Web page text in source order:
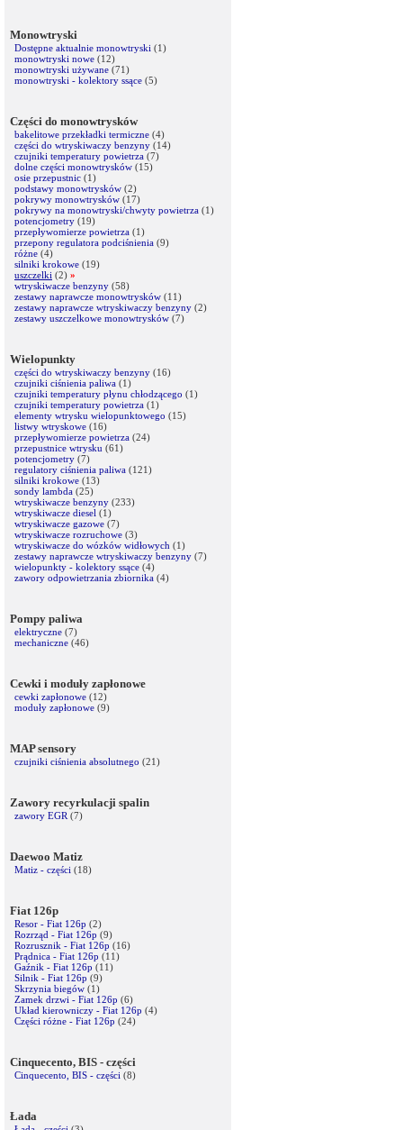
Monowtryski
Dostępne aktualnie monowtryski (1)
monowtryski nowe (12)
monowtryski używane (71)
monowtryski - kolektory ssące (5)
Części do monowtrysków
bakelitowe przekładki termiczne (4)
części do wtryskiwaczy benzyny (14)
czujniki temperatury powietrza (7)
dolne części monowtrysków (15)
osie przepustnic (1)
podstawy monowtrysków (2)
pokrywy monowtrysków (17)
pokrywy na monowtryski/chwyty powietrza (1)
potencjometry (19)
przepływomierze powietrza (1)
przepony regulatora podciśnienia (9)
różne (4)
silniki krokowe (19)
uszczelki (2) »
wtryskiwacze benzyny (58)
zestawy naprawcze monowtrysków (11)
zestawy naprawcze wtryskiwaczy benzyny (2)
zestawy uszczelkowe monowtrysków (7)
Wielopunkty
części do wtryskiwaczy benzyny (16)
czujniki ciśnienia paliwa (1)
czujniki temperatury płynu chłodzącego (1)
czujniki temperatury powietrza (1)
elementy wtrysku wielopunktowego (15)
listwy wtryskowe (16)
przepływomierze powietrza (24)
przepustnice wtrysku (61)
potencjometry (7)
regulatory ciśnienia paliwa (121)
silniki krokowe (13)
sondy lambda (25)
wtryskiwacze benzyny (233)
wtryskiwacze diesel (1)
wtryskiwacze gazowe (7)
wtryskiwacze rozruchowe (3)
wtryskiwacze do wózków widłowych (1)
zestawy naprawcze wtryskiwaczy benzyny (7)
wielopunkty - kolektory ssące (4)
zawory odpowietrzania zbiornika (4)
Pompy paliwa
elektryczne (7)
mechaniczne (46)
Cewki i moduły zapłonowe
cewki zapłonowe (12)
moduły zapłonowe (9)
MAP sensory
czujniki ciśnienia absolutnego (21)
Zawory recyrkulacji spalin
zawory EGR (7)
Daewoo Matiz
Matiz - części (18)
Fiat 126p
Resor - Fiat 126p (2)
Rozrząd - Fiat 126p (9)
Rozrusznik - Fiat 126p (16)
Prądnica - Fiat 126p (11)
Gaźnik - Fiat 126p (11)
Silnik - Fiat 126p (9)
Skrzynia biegów (1)
Zamek drzwi - Fiat 126p (6)
Układ kierowniczy - Fiat 126p (4)
Części różne - Fiat 126p (24)
Cinquecento, BIS - części
Cinquecento, BIS - części (8)
Łada